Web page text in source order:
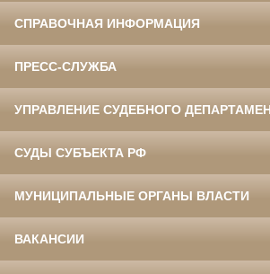
СПРАВОЧНАЯ ИНФОРМАЦИЯ
ПРЕСС-СЛУЖБА
УПРАВЛЕНИЕ СУДЕБНОГО
СУДЫ СУБЪЕКТА РФ
МУНИЦИПАЛЬНЫЕ ОРГАНЫ ВЛАСТИ
ВАКАНСИИ